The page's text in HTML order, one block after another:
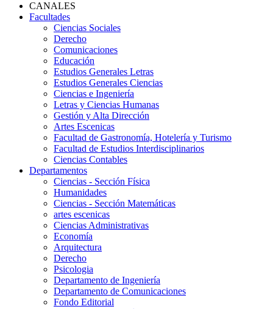
CANALES
Facultades
Ciencias Sociales
Derecho
Comunicaciones
Educación
Estudios Generales Letras
Estudios Generales Ciencias
Ciencias e Ingeniería
Letras y Ciencias Humanas
Gestión y Alta Dirección
Artes Escenicas
Facultad de Gastronomía, Hotelería y Turismo
Facultad de Estudios Interdisciplinarios
Ciencias Contables
Departamentos
Ciencias - Sección Física
Humanidades
Ciencias - Sección Matemáticas
artes escenicas
Ciencias Administrativas
Economía
Arquitectura
Derecho
Psicologia
Departamento de Ingeniería
Departamento de Comunicaciones
Fondo Editorial